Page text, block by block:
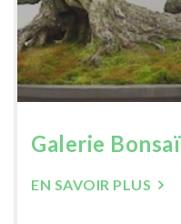
Galerie Bonsaï
EN SAVOIR PLUS